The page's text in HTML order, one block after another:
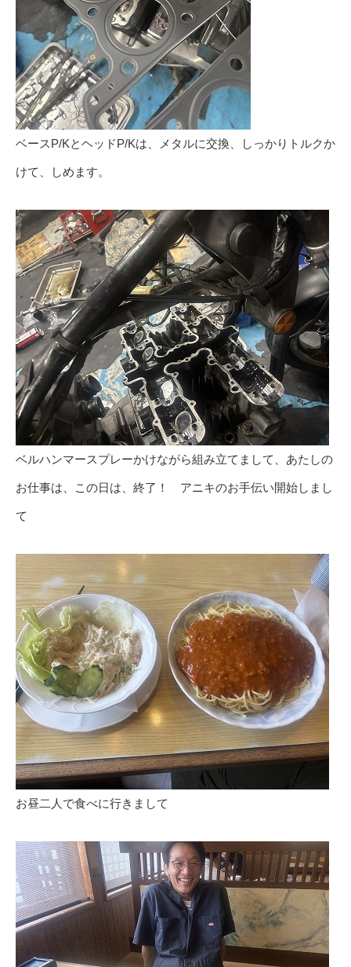
ベースP/KとヘッドP/Kは、メタルに交換、しっかりトルクか
けて、しめます。
ベルハンマースプレーかけながら組み立てまして、あたしの
お仕事は、この日は、終了！ アニキのお手伝い開始しまし
て
お昼二人で食べに行きまして